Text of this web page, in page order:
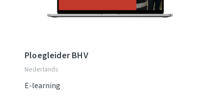
Ploegleider BHV
Nederlands
E-learning